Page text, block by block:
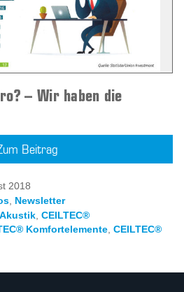
– Wir haben die
Beitrag
2018
, Newsletter
, CEILTEC®
Komfortelemente CEILTEC®